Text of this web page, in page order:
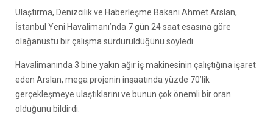
Ulaştırma, Denizcilik ve Haberleşme Bakanı Ahmet Arslan,
İstanbul Yeni Havalimanı’nda 7 gün 24 saat esasına göre
olağanüstü bir çalışma sürdürüldüğünü söyledi.
Havalimanında 3 bine yakın ağır iş makinesinin çalıştığına işaret
eden Arslan, mega projenin inşaatında yüzde 70’lik
gerçekleşmeye ulaştıklarını ve bunun çok önemli bir oran
olduğunu bildirdi.